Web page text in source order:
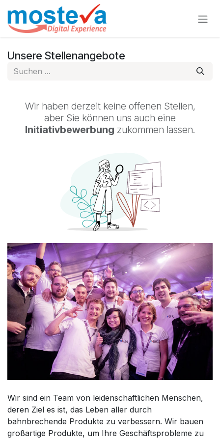
Zum Inhalt springen
Unsere Stellenangebote
Wir haben derzeit keine offenen Stellen,
aber Sie können uns auch eine
Initiativbewerbung zukommen lassen.
Wir sind ein Team von leidenschaftlichen Menschen,
deren Ziel es ist, das Leben aller durch
bahnbrechende Produkte zu verbessern. Wir bauen
großartige Produkte, um Ihre Geschäftsprobleme zu